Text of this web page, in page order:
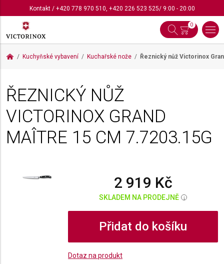
Kontakt/ +420 778 970 510, +420 226 523 525/ 9:00 - 20:00
0
Kuchyňské vybavení Kuchařské nože Řeznický nůž Victorinox
ŘEZNICKÝ NŮŽ
VICTORINOX GRAND
MAÎTRE 15 CM 7.7203.15G
2 919 Kč
SKLADEM NA PRODEJNĚ i
Přidat do košíku
Dotaz na produkt